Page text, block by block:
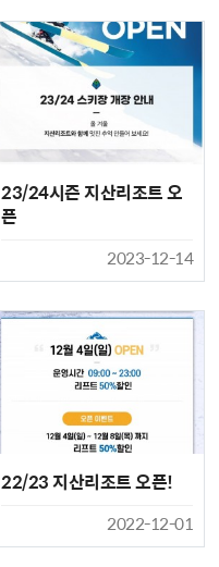
23/24시즌 지산리조트 오
픈
2023-12-14
22/23 지산리조트 오픈!
2022-12-01